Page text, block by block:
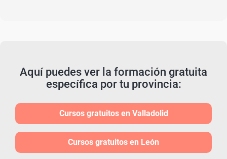
Aquí puedes ver la formación gratuita
específica por tu provincia:
Cursos gratuitos en Valladolid
Cursos gratuitos en León